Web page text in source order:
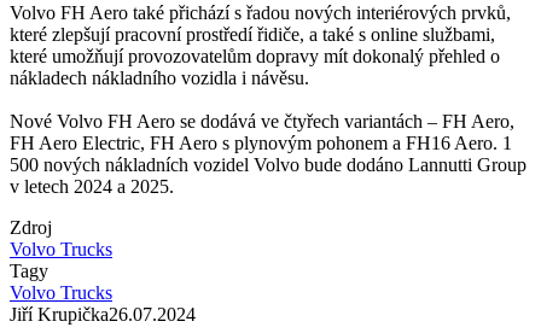
Volvo FH Aero také přichází s řadou nových interiérových prvků,
které zlepšují pracovní prostředí řidiče, a také s online službami,
které umožňují provozovatelům dopravy mít dokonalý přehled o
nákladech nákladního vozidla i návěsu.
Nové Volvo FH Aero se dodává ve čtyřech variantách – FH Aero,
FH Aero Electric, FH Aero s plynovým pohonem a FH16 Aero. 1
500 nových nákladních vozidel Volvo bude dodáno Lannutti Group
v letech 2024 a 2025.
Zdroj
Volvo Trucks
Tagy
Volvo Trucks
Jiří Krupička26.07.2024